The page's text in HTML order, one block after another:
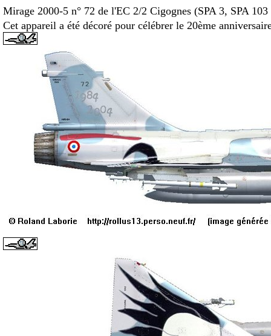
Mirage 2000-5 n° 72 de l'EC 2/2 Cigognes (SPA 3, SPA
Cet appareil a été décoré pour célébrer le 20ème